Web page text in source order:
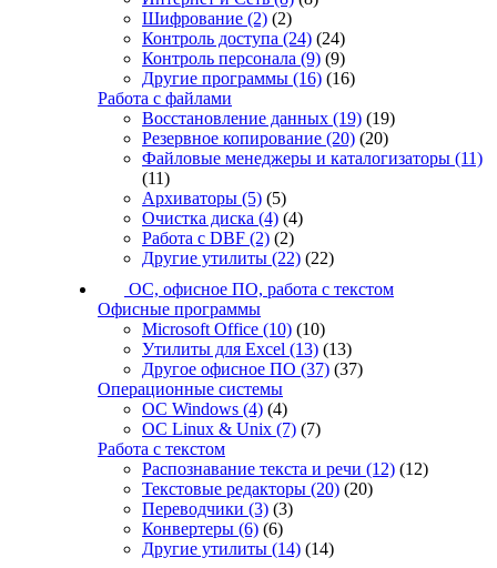
Шифрование (2) (2)
Контроль доступа (24) (24)
Контроль персонала (9) (9)
Другие программы (16) (16)
Работа с файлами
Восстановление данных (19) (19)
Резервное копирование (20) (20)
Файловые менеджеры и каталогизаторы (11)
(11)
Архиваторы (5) (5)
Очистка диска (4) (4)
Работа с DBF (2) (2)
Другие утилиты (22) (22)
ОС, офисное ПО, работа с текстом
Офисные программы
Microsoft Office (10) (10)
Утилиты для Excel (13) (13)
Другое офисное ПО (37) (37)
Операционные системы
ОС Windows (4) (4)
ОС Linux & Unix (7) (7)
Работа с текстом
Распознавание текста и речи (12) (12)
Текстовые редакторы (20) (20)
Переводчики (3) (3)
Конвертеры (6) (6)
Другие утилиты (14) (14)